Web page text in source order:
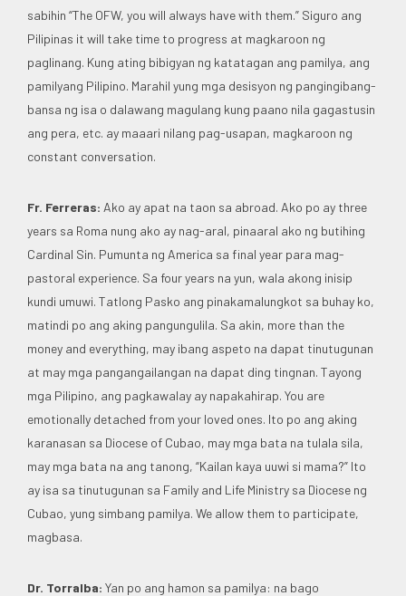
sabihin “The OFW, you will always have with them.” Siguro ang
Pilipinas it will take time to progress at magkaroon ng
paglinang. Kung ating bibigyan ng katatagan ang pamilya, ang
pamilyang Pilipino. Marahil yung mga desisyon ng pangingibang-
bansa ng isa o dalawang magulang kung paano nila gagastusin
ang pera, etc. ay maaari nilang pag-usapan, magkaroon ng
constant conversation.
Fr. Ferreras: Ako ay apat na taon sa abroad. Ako po ay three
years sa Roma nung ako ay nag-aral, pinaaral ako ng butihing
Cardinal Sin. Pumunta ng America sa final year para mag-
pastoral experience. Sa four years na yun, wala akong inisip
kundi umuwi. Tatlong Pasko ang pinakamalungkot sa buhay ko,
matindi po ang aking pangungulila. Sa akin, more than the
money and everything, may ibang aspeto na dapat tinutugunan
at may mga pangangailangan na dapat ding tingnan. Tayong
mga Pilipino, ang pagkawalay ay napakahirap. You are
emotionally detached from your loved ones. Ito po ang aking
karanasan sa Diocese of Cubao, may mga bata na tulala sila,
may mga bata na ang tanong, “Kailan kaya uuwi si mama?” Ito
ay isa sa tinutugunan sa Family and Life Ministry sa Diocese ng
Cubao, yung simbang pamilya. We allow them to participate,
magbasa.
Dr. Torralba: Yan po ang hamon sa pamilya: na bago